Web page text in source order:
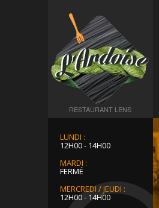
RESTAURANT LENS
LUNDI :
12H00 - 14H00
MARDI :
FERMÉ
MERCREDI / JEUDI :
12H00 - 14H00